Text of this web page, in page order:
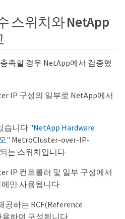
스위치와 NetApp
족할 경우 NetApp에서 검증했
IP 구성의 일부로 NetApp에서
습니다 "NetApp Hardware
" MetroCluster-over-IP-
는 스위치입니다
IP 컨트롤러 및 일부 구성에서
에만 사용됩니다
하는 RCF(Reference
하여 구성됩니다